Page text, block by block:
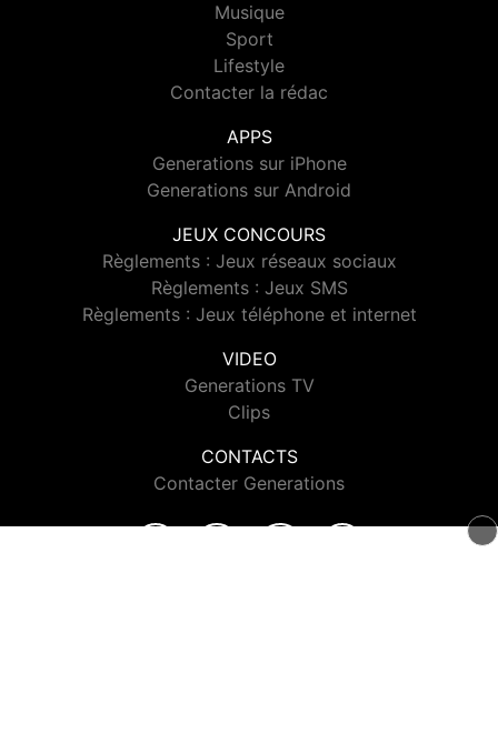
Musique
Sport
Lifestyle
Contacter la rédac
APPS
Generations sur iPhone
Generations sur Android
JEUX CONCOURS
Règlements : Jeux réseaux sociaux
Règlements : Jeux SMS
Règlements : Jeux téléphone et internet
VIDEO
Generations TV
Clips
CONTACTS
Contacter Generations